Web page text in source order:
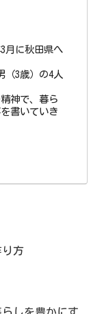
月に秋田県へ
（3歳）の4人
神で、暮ら
書いていき
り方